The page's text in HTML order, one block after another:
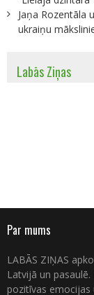
Jaņa Rozentāla
ukraiņu
Labās Ziņas
Par mums
LABĀS ZIŅAS
Latvijā un
pozitīvas emocijas